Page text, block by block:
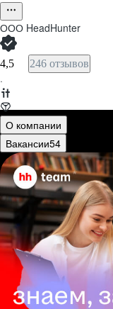
ООО HeadHunter
4,5 246 отзывов
·
О компании
Вакансии54